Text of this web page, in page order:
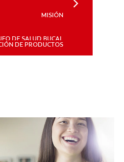
PARA PROFESIONALES
CUPONES
MISIÓN
DE SALUD BUCAL
DE PRODUCTOS